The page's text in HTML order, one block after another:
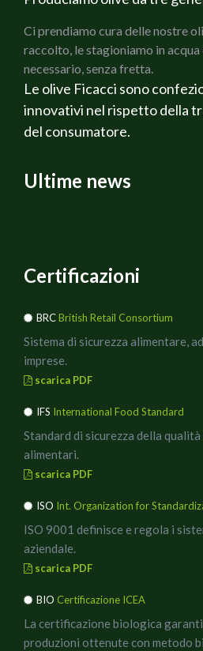
Ci prendiamo cura delle nostre
raccolto, le stagioniamo in acqua
necessario, senza fretta.
Le olive Ficacci sono
innovativi nel rispetto della
del consumatore.
Ultime news
Certificazioni
BRCBritish Retail Consortium
Sistema di sicurezza alimentare,
imprese.
scarica PDF
IFS International Food Standard
Standard di sicurezza della
alimentari.
scarica PDF
ISO Int. Organization for
ISO 9001 definisce e regola i
aziendale.
scarica PDF
BIO Certificazione ICEA
La certificazione biologica
produzioni ottenute con metodo